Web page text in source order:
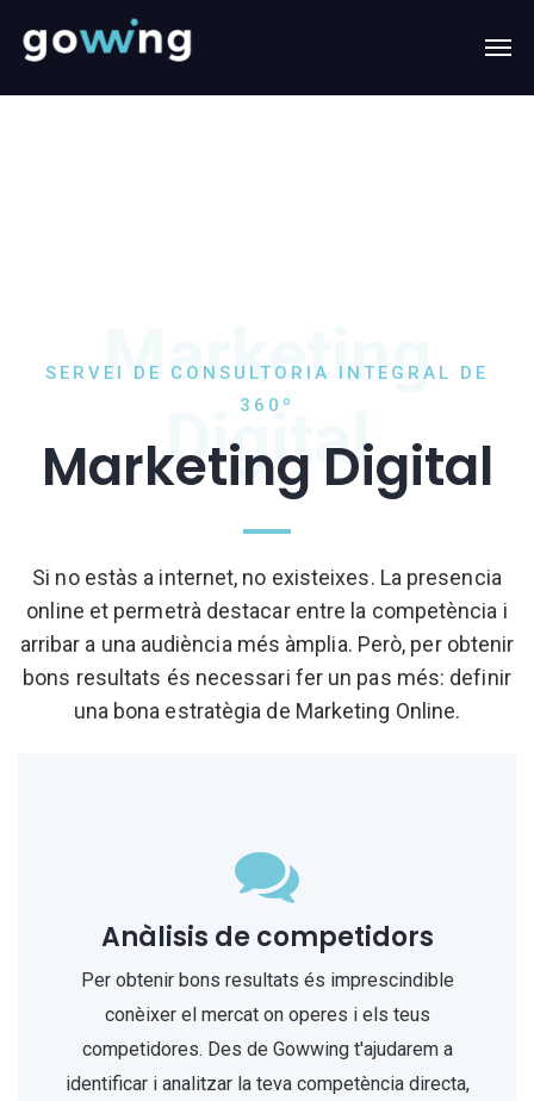
Marketing
Digital
SERVEI DE CONSULTORIA INTEGRAL DE
360º
Marketing Digital
Si no estàs a internet, no existeixes. La presencia
online et permetrà destacar entre la competència i
arribar a una audiència més àmplia. Però, per obtenir
bons resultats és necessari fer un pas més: definir
una bona estratègia de Marketing Online.
Anàlisis de competidors
Per obtenir bons resultats és imprescindible
conèixer el mercat on operes i els teus
competidores. Des de Gowwing t'ajudarem a
identificar i analitzar la teva competència directa,